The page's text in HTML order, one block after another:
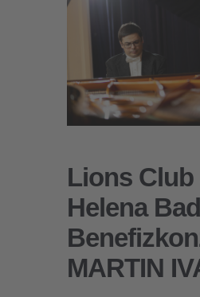
Lions Club
Helena
MARTIN